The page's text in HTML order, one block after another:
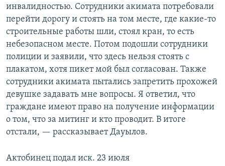
инвалидностью. Сотрудники акимата потребовали
перейти дорогу и стоять на том месте, где какие-то
строительные работы шли, стоял кран, то есть
небезопасном месте. Потом подошли сотрудники
полиции и заявили, что здесь нельзя стоять с
плакатом, хотя пикет мой был согласован. Также
сотрудники акимата пытались запретить прохожей
девушке задавать мне вопросы. Я ответил, что
граждане имеют право на получение информации
о том, что за митинг и кто проводит. В итоге
отстали, — рассказывает Дауылов.
Актобинец подал иск. 23 июля